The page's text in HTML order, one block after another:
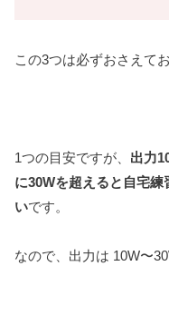
この3つは必ずおさえて
1つの目安ですが、 出力
に30Wを超えると自宅
いです。
なので、出力は 10W〜